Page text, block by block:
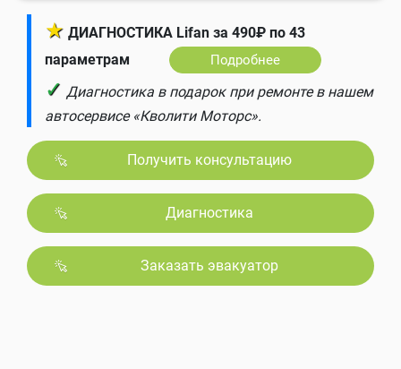
★ ДИАГНОСТИКА Lifan за 490₽ по 43
параметрам
Подробнее
✓ Диагностика в подарок при ремонте в нашем
автосервисе «Кволити Моторс».
Получить консультацию
Диагностика
Заказать эвакуатор